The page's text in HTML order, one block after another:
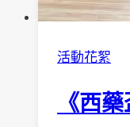
活動花絮
《西